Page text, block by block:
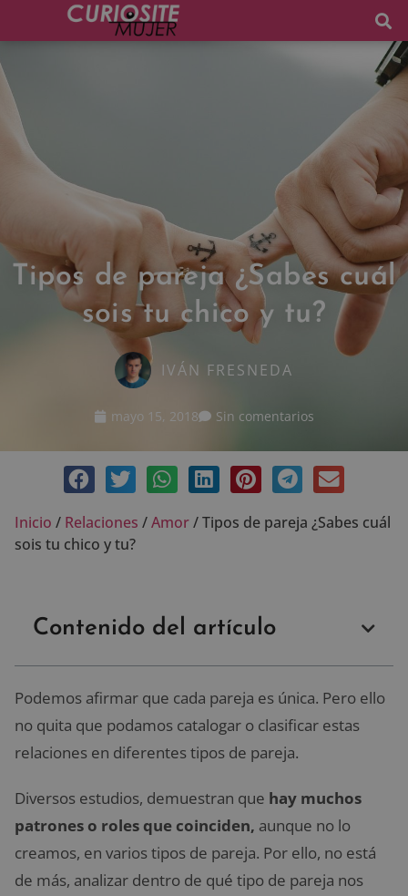
Tipos de pareja ¿Sabes cuál
sois tu chico y tu?
IVÁN FRESNEDA
mayo 15, 2018 Sin comentarios
Inicio / Relaciones /Amor/Tipos de pareja ¿Sabes cuál
sois tu chico y tu?
Contenido del artículo
Podemos afirmar que cada pareja es única. Pero ello
no quita que podamos catalogar o clasificar estas
relaciones en diferentes tipos de pareja.
Diversos estudios, demuestran que hay muchos
patrones o roles que coinciden, aunque no lo
creamos, en varios tipos de pareja. Por ello, no está
de más, analizar dentro de qué tipo de pareja nos